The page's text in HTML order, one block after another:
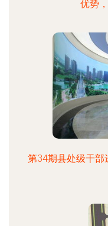
优势
第34期县处级干部